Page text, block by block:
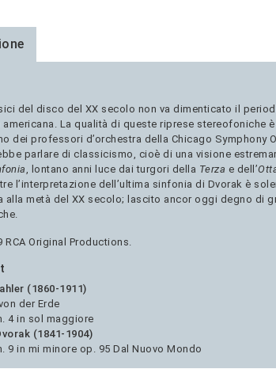
del disco del XX secolo non va dimenticato il
La qualità di queste riprese stereofoniche
dei professori d’orchestra della Chicago Symphony
parlare di classicismo, cioè di una visione
, lontano anni luce dai turgori della Terza e dell’
l’interpretazione dell’ultima sinfonia di Dvorak è
alla metà del XX secolo; lascito ancor oggi degno di
RCA Original Productions.
(1860-1911)
der Erde
4 in sol maggiore
(1841-1904)
9 in mi minore op. 95 Dal Nuovo Mondo